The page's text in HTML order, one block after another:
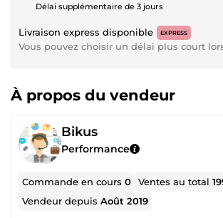
Délai supplémentaire de 3 jours
Livraison express disponible EXPRESS
Vous pouvez choisir un délai plus court
À propos du vendeur
Bikus
Performance
Commande en cours0 Ventes au total
Vendeur depuisAoût 2019